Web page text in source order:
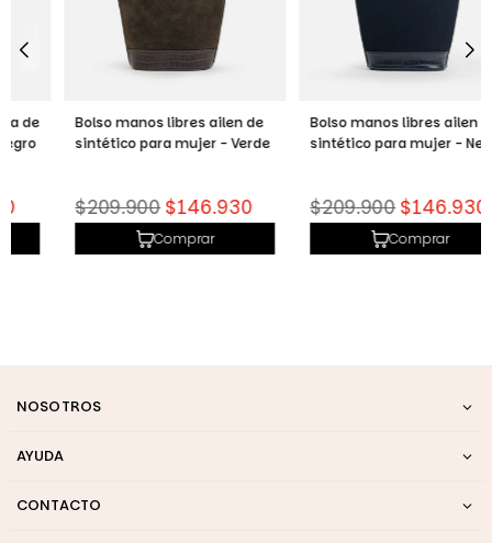
Bolso manos libres ailen de
sintético para mujer - Verde
habitual
$209.900$146.930
Comprar
Bolso manos libres ailen de
sintético para mujer - Negro
habitual
$209.900$146.930
Comprar
NOSOTROS
AYUDA
CONTACTO